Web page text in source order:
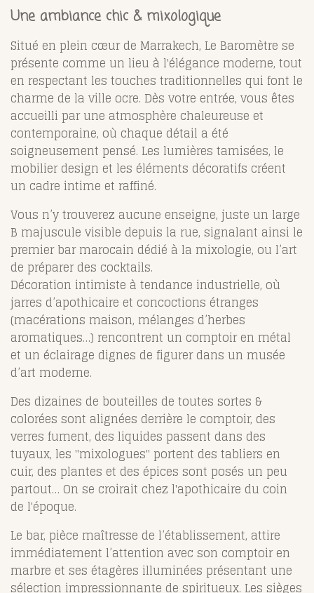
Une ambiance chic & mixologique
Situé en plein cœur de Marrakech, Le Baromètre se
présente comme un lieu à l'élégance moderne, tout
en respectant les touches traditionnelles qui font le
charme de la ville ocre. Dès votre entrée, vous êtes
accueilli par une atmosphère chaleureuse et
contemporaine, où chaque détail a été
soigneusement pensé. Les lumières tamisées, le
mobilier design et les éléments décoratifs créent
un cadre intime et raffiné.
Vous n’y trouverez aucune enseigne, juste un large
B majuscule visible depuis la rue, signalant ainsi le
premier bar marocain dédié à la mixologie, ou l’art
de préparer des cocktails.
Décoration intimiste à tendance industrielle, où
jarres d’apothicaire et concoctions étranges
(macérations maison, mélanges d’herbes
aromatiques…) rencontrent un comptoir en métal
et un éclairage dignes de figurer dans un musée
d’art moderne.
Des dizaines de bouteilles de toutes sortes &
colorées sont alignées derrière le comptoir, des
verres fument, des liquides passent dans des
tuyaux, les "mixologues" portent des tabliers en
cuir, des plantes et des épices sont posés un peu
partout… On se croirait chez l'apothicaire du coin
de l'époque.
Le bar, pièce maîtresse de l’établissement, attire
immédiatement l’attention avec son comptoir en
marbre et ses étagères illuminées présentant une
sélection impressionnante de spiritueux. Les sièges